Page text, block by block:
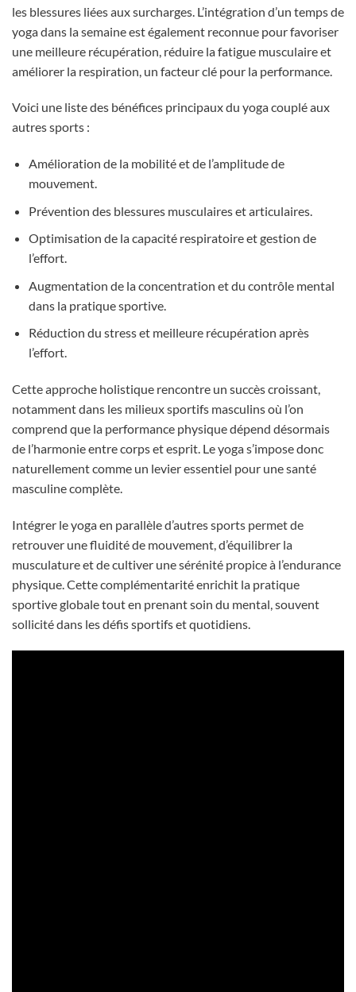
les blessures liées aux surcharges. L’intégration d’un temps de
yoga dans la semaine est également reconnue pour favoriser
une meilleure récupération, réduire la fatigue musculaire et
améliorer la respiration, un facteur clé pour la performance.
Voici une liste des bénéfices principaux du yoga couplé aux
autres sports :
Amélioration de la mobilité et de l’amplitude de
mouvement.
Prévention des blessures musculaires et articulaires.
Optimisation de la capacité respiratoire et gestion de
l’effort.
Augmentation de la concentration et du contrôle mental
dans la pratique sportive.
Réduction du stress et meilleure récupération après
l’effort.
Cette approche holistique rencontre un succès croissant,
notamment dans les milieux sportifs masculins où l’on
comprend que la performance physique dépend désormais
de l’harmonie entre corps et esprit. Le yoga s’impose donc
naturellement comme un levier essentiel pour une santé
masculine complète.
Intégrer le yoga en parallèle d’autres sports permet de
retrouver une fluidité de mouvement, d’équilibrer la
musculature et de cultiver une sérénité propice à l’endurance
physique. Cette complémentarité enrichit la pratique
sportive globale tout en prenant soin du mental, souvent
sollicité dans les défis sportifs et quotidiens.